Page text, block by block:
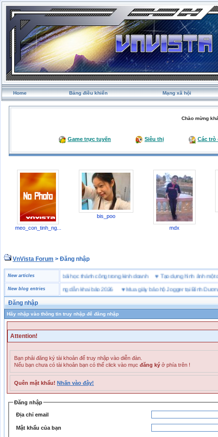
Home Bảng điều khiển Mạng xã hội
Chào mừng
Game trực tuyến Siêu thị Các trò
meo_con_tinh_ng...
bis_poo
mdx
VnVista Forum > Đăng nhập
New articles
biệt” của Microsoft ♥4 bài học thành công trong kinh doanh ♥Tạo dựng hình ảnh
New blog entries
hải quan là gì? Hướng dẫn khai báo 2026♥ Mua giày bảo hộ Jogger tại Bình Dương ở
Đăng nhập
Hãy nhập vào thông tin truy nhập để đăng nhập
Attention!
Bạn phải đăng ký tài khoản để truy nhập vào diễn đàn.
Nếu bạn chưa có tài khoản bạn có thể click vào mục đăng ký ở phía trên !
Quên mật khẩu! Nhấn vào đây!
Đăng nhập
Địa chỉ email
Mật khẩu của bạn